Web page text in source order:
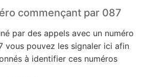
commençant par 087
par des appels avec un numéro
vous pouvez les signaler ici afin
à identifier ces numéros